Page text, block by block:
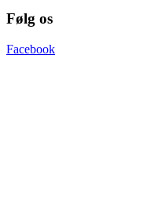
Følg os
Facebook